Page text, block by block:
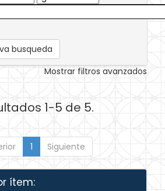
busqueda
Mostrar filtros avanzados
1-5 de 5.
1 Siguiente
ítem: